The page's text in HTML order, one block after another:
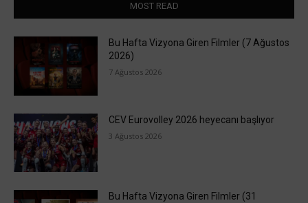
MOST READ
Bu Hafta Vizyona Giren Filmler (7 Ağustos
2026)
7 Ağustos 2026
CEV Eurovolley 2026 heyecanı başlıyor
3 Ağustos 2026
Bu Hafta Vizyona Giren Filmler (31